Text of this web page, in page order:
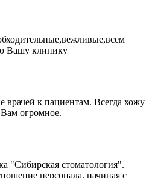
Вашу клинику
врачей к пациентам. Всегда хожу
огромное.
"Сибирская стоматология".
персонала, начиная с